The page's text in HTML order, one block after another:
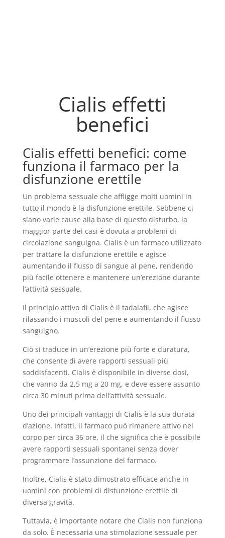
Cialis effetti
benefici
Cialis effetti benefici: come
funziona il farmaco per la
disfunzione erettile
Un problema sessuale che affligge molti uomini in
tutto il mondo è la disfunzione erettile. Sebbene ci
siano varie cause alla base di questo disturbo, la
maggior parte dei casi è dovuta a problemi di
circolazione sanguigna. Cialis è un farmaco utilizzato
per trattare la disfunzione erettile e agisce
aumentando il flusso di sangue al pene, rendendo
più facile ottenere e mantenere un’erezione durante
l’attività sessuale.
Il principio attivo di Cialis è il tadalafil, che agisce
rilassando i muscoli del pene e aumentando il flusso
sanguigno.
Ciò si traduce in un’erezione più forte e duratura,
che consente di avere rapporti sessuali più
soddisfacenti. Cialis è disponibile in diverse dosi,
che vanno da 2,5 mg a 20 mg, e deve essere assunto
circa 30 minuti prima dell’attività sessuale.
Uno dei principali vantaggi di Cialis è la sua durata
d’azione. Infatti, il farmaco può rimanere attivo nel
corpo per circa 36 ore, il che significa che è possibile
avere rapporti sessuali spontanei senza dover
programmare l’assunzione del farmaco.
Inoltre, Cialis è stato dimostrato efficace anche in
uomini con problemi di disfunzione erettile di
diversa gravità.
Tuttavia, è importante notare che Cialis non funziona
da solo. È necessaria una stimolazione sessuale per